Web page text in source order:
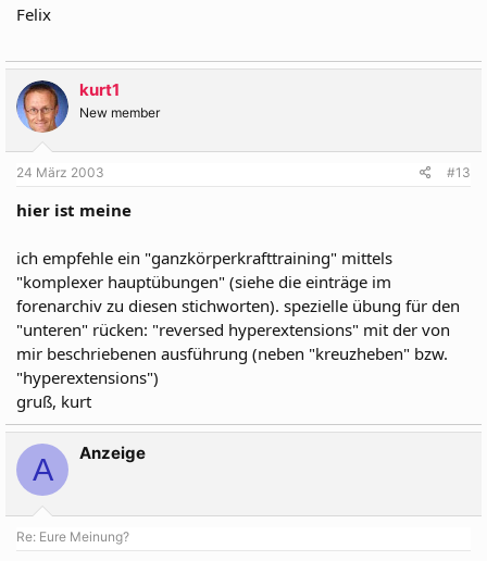
Felix
kurt1
New member
24 März 2003 #13
hier ist meine
ich empfehle ein "ganzkörperkrafttraining" mittels
"komplexer hauptübungen" (siehe die einträge im
forenarchiv zu diesen stichworten). spezielle übung für den
"unteren" rücken: "reversed hyperextensions" mit der von
mir beschriebenen ausführung (neben "kreuzheben" bzw.
"hyperextensions")
gruß, kurt
A Anzeige
Re: Eure Meinung?